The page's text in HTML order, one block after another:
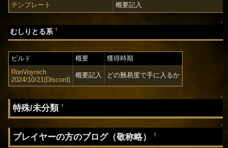
テンプレート 概要記入
↑
むしりとる系†
ビルド 概要
獲得時期
RonVoynich
2024/10/21(Discord)
概要記入 どの難易度で手に入るか
↑
特殊/未分類†
↑
プレイヤーの方のブログ（敬称略）†